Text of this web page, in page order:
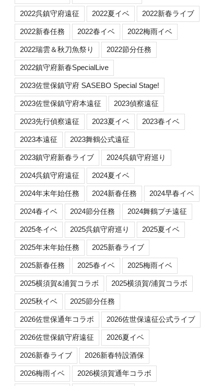
2022呉鎮守府遠征 2022夏イベ 2022新春ライブ
2022新春任務 2022春イベ 2022梅雨イベ
2022瑞雲＆秋刀魚祭り 2022節分任務
2022鎮守府新春SpecialLive
2023佐世保鎮守府 SASEBO Special Stage!
2023佐世保鎮守府本遠征 2023偵察遠征
2023先行偵察遠征 2023夏イベ 2023春イベ
2023本遠征 2023舞鶴公式遠征
2023鎮守府新春ライブ 2024呉鎮守府巡り
2024呉鎮守府遠征 2024夏イベ
2024年末年始任務 2024新春任務 2024早春イベ
2024春イベ 2024節分任務 2024舞鶴プチ遠征
2025冬イベ 2025呉鎮守府巡り 2025夏イベ
2025年末年始任務 2025新春ライブ
2025新春任務 2025春イベ 2025梅雨イベ
2025横須賀&浦賀コラボ 2025横須賀/浦賀コラボ
2025秋イベ 2025節分任務
2026佐世保通年コラボ 2026佐世保遠征公式ライブ
2026佐世保鎮守府遠征 2026夏イベ
2026新春ライブ 2026新春特設酒保
2026梅雨イベ 2026横須賀通年コラボ